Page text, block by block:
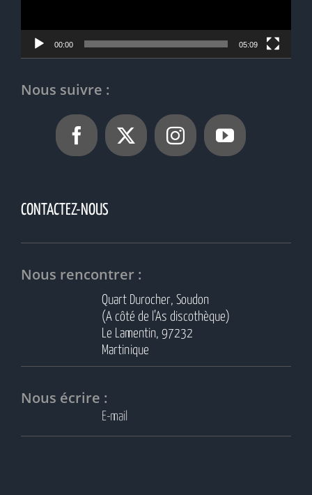
00:00 05:09
Nous suivre :
CONTACTEZ-NOUS
Nous rencontrer :
Quart Durocher, Soudon
(A côté de l’As discothèque)
Le Lamentin, 97232
Martinique
Nous écrire :
E-mail